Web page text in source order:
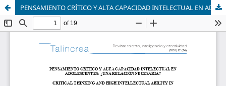
PENSAMIENTO CRÍTICO Y ALTA CAPACIDAD INTELECTUAL EN ADOLESCENTES: ¿UNA RELACIÓN NECESARIA?